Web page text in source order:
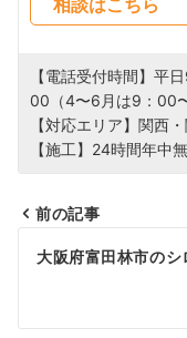
【電話受付時間】平
00（4〜6月は9：00
【対応エリア】関西
【施工】24時間年中
投
ナ
前の記事
大阪府富田林市のシ